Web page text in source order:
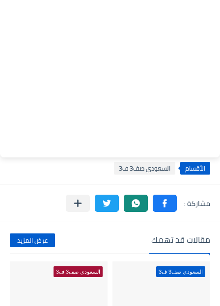
الأقسام السعودي صف3 ف3
مقالات قد تهمك عرض المزيد
السعودي صف3 ف3 السعودي صف3 ف3